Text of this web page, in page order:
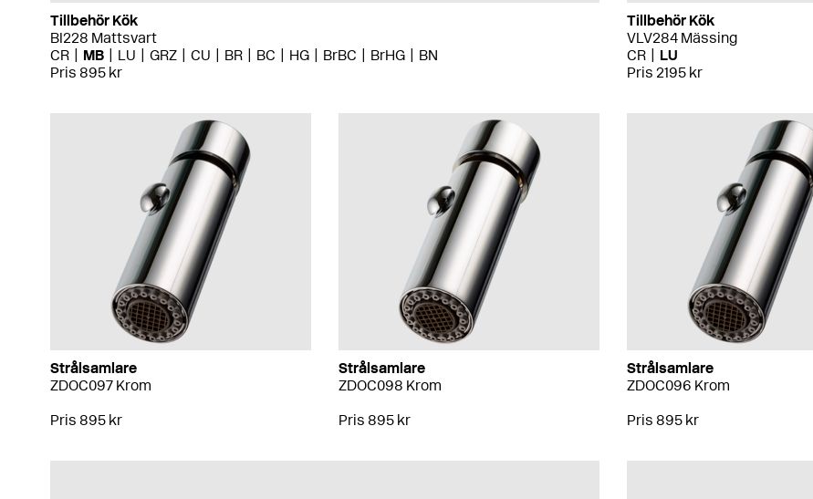
Tillbehör Kök
BI228 Mattsvart
CR
MB LU GRZ CU BR BC HG BrBC BrHG
BN
Pris 895 kr
Tillbehör Kök
VLV284 Mässing
CR
LU
Pris 2195 kr
Strålsamlare
ZDOC097 Krom
Pris 895 kr
Strålsamlare
ZDOC098 Krom
Pris 895 kr
Strålsamlare
ZDOC096 Krom
Pris 895 kr